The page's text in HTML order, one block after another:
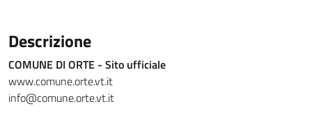
Descrizione
COMUNE DI ORTE - Sito ufficiale
www.comune.orte.vt.it
info@comune.orte.vt.it